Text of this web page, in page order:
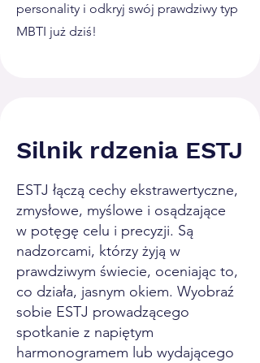
personality i odkryj swój prawdziwy typ
MBTI już dziś!
Silnik rdzenia ESTJ
ESTJ łączą cechy ekstrawertyczne,
zmysłowe, myślowe i osądzające
w potęgę celu i precyzji. Są
nadzorcami, którzy żyją w
prawdziwym świecie, oceniając to,
co działa, jasnym okiem. Wyobraź
sobie ESTJ prowadzącego
spotkanie z napiętym
harmonogramem lub wydającego